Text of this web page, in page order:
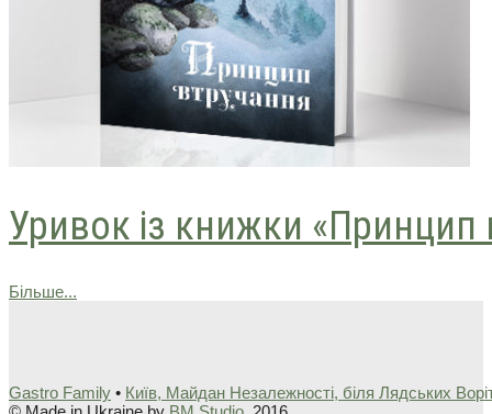
Уривок із книжки «Принцип
Більше...
Gastro Family • Київ, Майдан Незалежності, біля Лядських